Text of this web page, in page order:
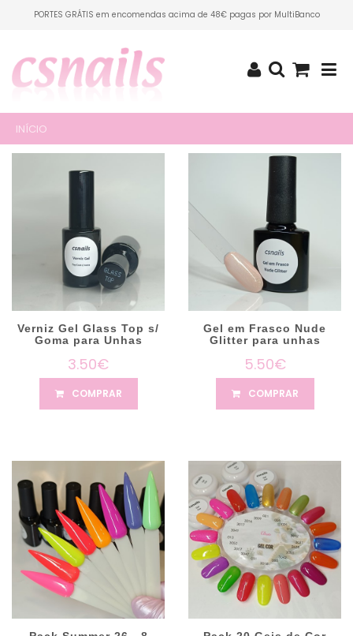
PORTES GRÁTIS em encomendas acima de 48€ pagas por MultiBanco
INÍCIO
Verniz Gel Glass Top s/
Goma para Unhas
3.50€
COMPRAR
Gel em Frasco Nude
Glitter para unhas
5.50€
COMPRAR